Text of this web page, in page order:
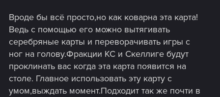
Вроде бы всё просто,но как коварна эта карта!
Ведь с помощью его можно вытягивать
серебряные карты и переворачивать игры с
ног на голову.Фракции КС и Скеллиге будут
проклинать вас когда эта карта появится на
столе. Главное использовать эту карту с
умом,выждать момент.Подходит так же почти в